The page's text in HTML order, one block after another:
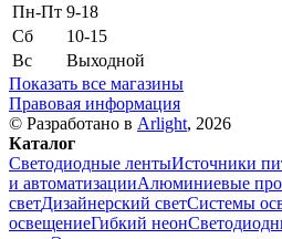
Пн-Пт 9-18
Сб
10-15
Вс
Выходной
Показать все магазины
Правовая информация
© Разработано в Arlight, 2026
Каталог
Светодиодные лентыИсточники
и автоматизацииАлюминиевые
светДизайнерский светСистемы
освещениеГибкий неон